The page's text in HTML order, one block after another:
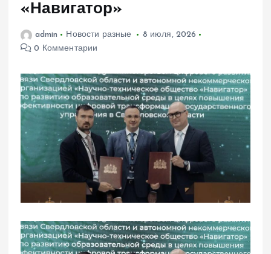
«Навигатор»
admin Новости разные
8 июля, 2026
0 Комментарии